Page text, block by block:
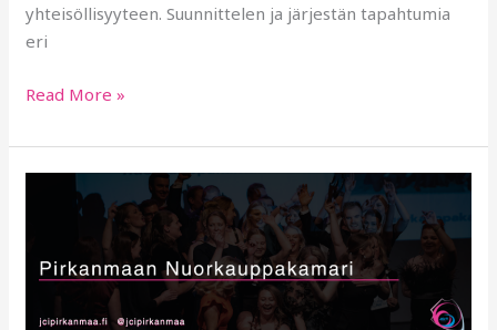
yhteisöllisyyteen. Suunnittelen ja järjestän tapahtumia
eri
Read More »
Pirkanmaan
Nuorkauppakamari?
Miksi
puheenjohtajaputki?